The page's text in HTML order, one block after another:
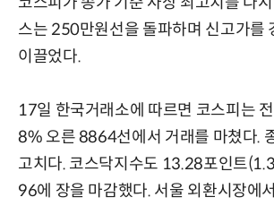
스는 250만원선을 돌파하며 신고가를
이끌었다.
17일 한국거래소에 따르면 코스피는
8% 오른 8864선에서 거래를 마쳤다.
고치다. 코스닥지수도 13.28포인트
96에 장을 마감했다. 서울 외환시장에